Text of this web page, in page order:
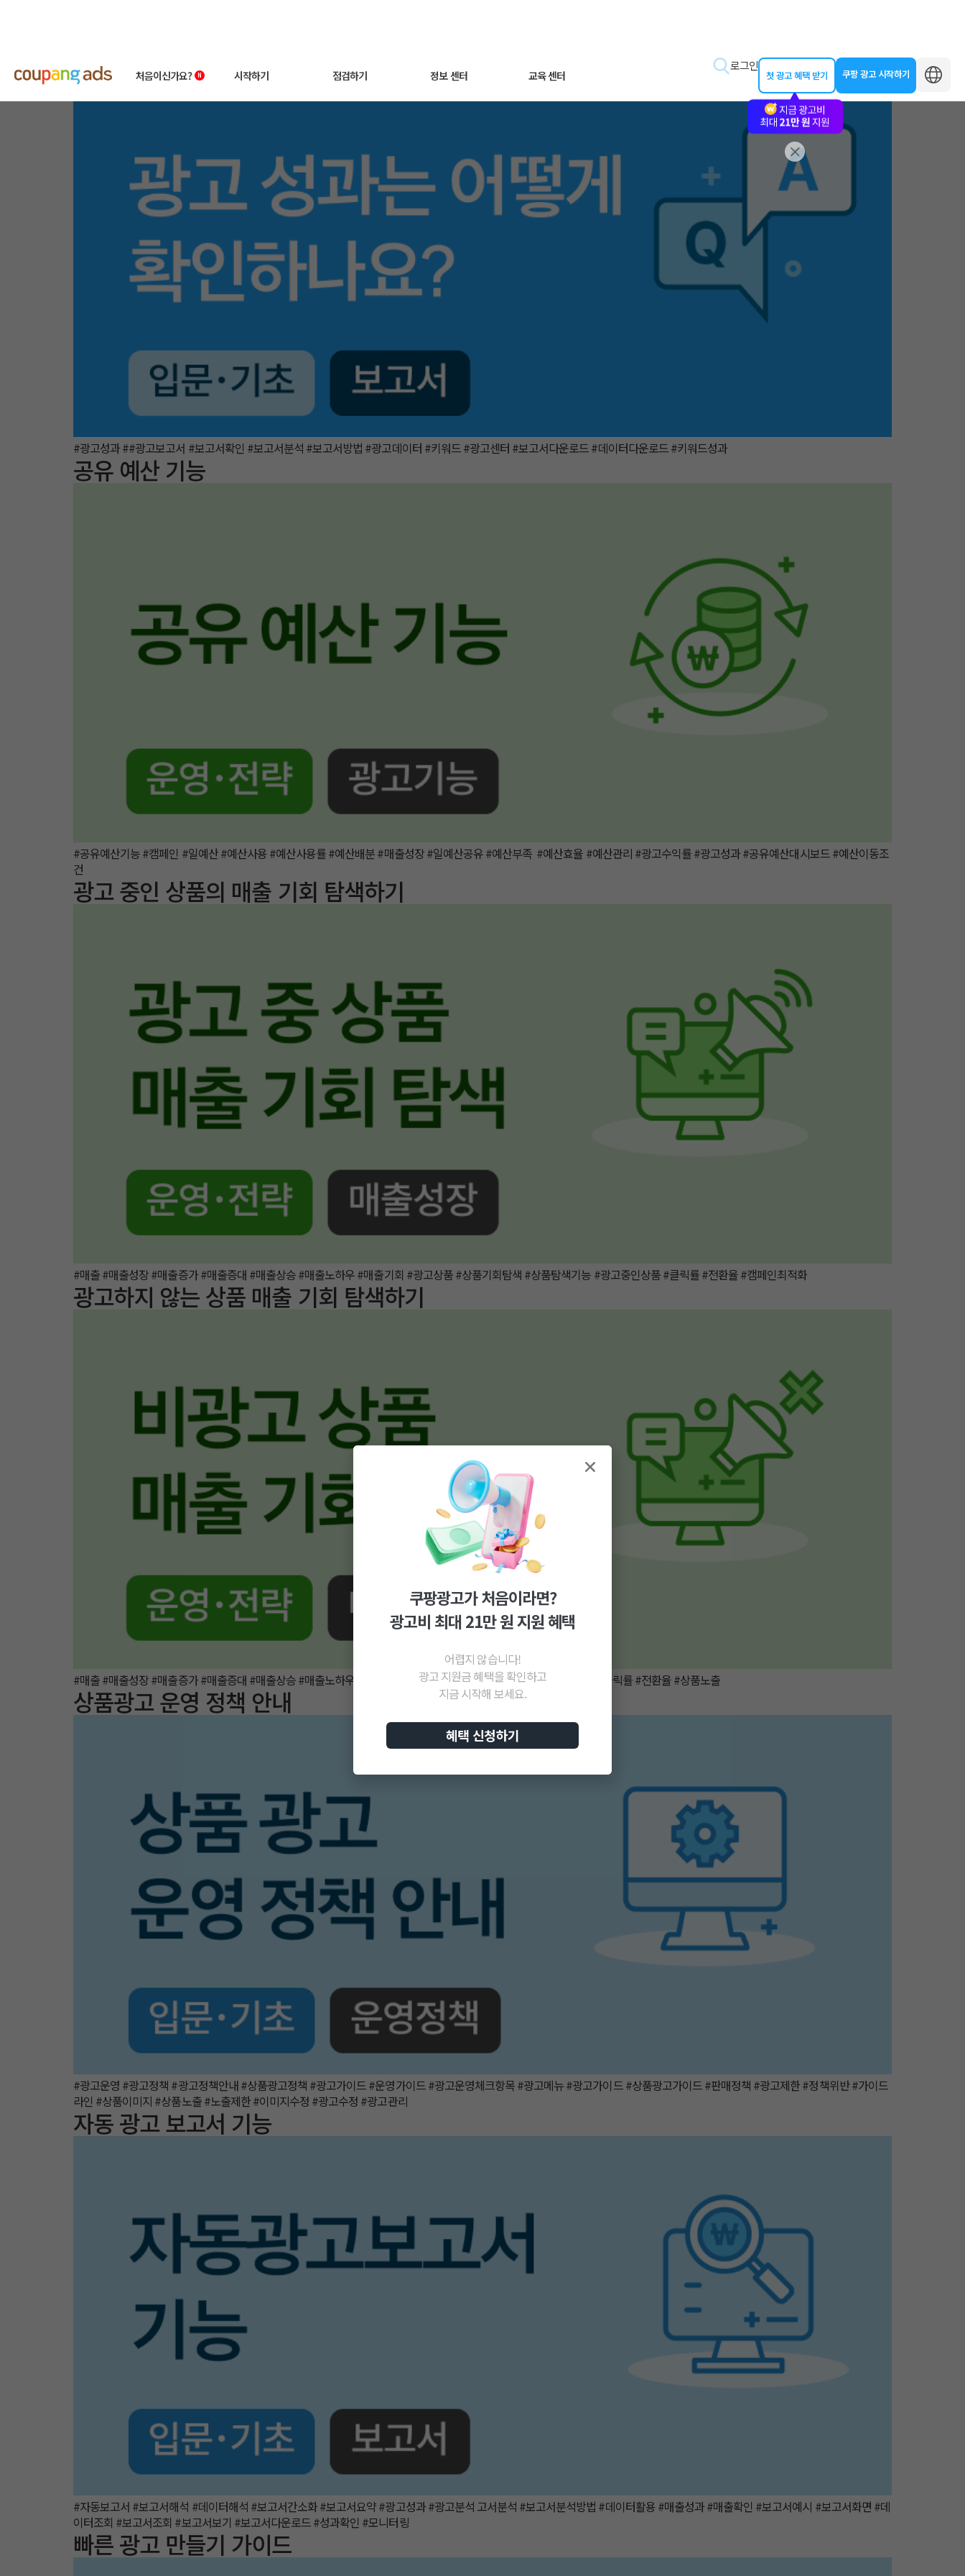
처음이신가요?
왕초보 클래스
성공사례
시작하기
상품 소개서
첫 광고 혜택
점검하기
매출최적화 광고
AI스마트광고
운영하기
성과 분석하기
정보 센터
트렌드 인사이트
자주 묻는 질문
교육 센터
웨비나
왕초보 클래스
동영상 교육
제작 가이드
로그인
첫 광고 혜택 받기 쿠팡 광고 시작하기
광고 성과는 어디서 어떻게 확인하나요?
#광고성과 ##광고보고서 #보고서확인 #보고서분석 #보고서방법 #광고데이터 #키워드 #광고센터 #보고서다운로드 #데이터다운로드 #키워드성과
공유 예산 기능
#공유예산기능 #캠페인 #일예산 #예산사용 #예산사용률 #예산배분 #매출성장 #일예산공유 #예산부족 #예산효율 #예산관리 #광고수익률 #광고성과 #공유예산대시보드 #예산이동조
건
광고 중인 상품의 매출 기회 탐색하기
#매출 #매출성장 #매출증가 #매출증대 #매출상승 #매출노하우 #매출기회 #광고상품 #상품기회탐색 #상품탐색기능 #광고중인상품 #클릭률 #전환율 #캠페인최적화
광고하지 않는 상품 매출 기회 탐색하기
#매출 #매출성장 #매출증가 #매출증대 #매출상승 #매출노하우 #매출기회 #상품기회탐색 #상품탐색기능 #상품등록 #클릭률 #전환율 #상품노출
상품광고 운영 정책 안내
#광고운영 #광고정책 #광고정책안내 #상품광고정책 #광고가이드 #운영가이드 #광고운영체크항목 #광고메뉴 #광고가이드 #상품광고가이드 #판매정책 #광고제한 #정책위반 #가이드
라인 #상품이미지 #상품노출 #노출제한 #이미지수정 #광고수정 #광고관리
자동 광고 보고서 기능
#자동보고서 #보고서해석 #데이터해석 #보고서간소화 #보고서요약 #광고성과 #광고분석 고서분석 #보고서분석방법 #데이터활용 #매출성과 #매출확인 #보고서예시 #보고서화면 #데
이터조회 #보고서조회 #보고서보기 #보고서다운로드 #성과확인 #모니터링
빠른 광고 만들기 가이드
쿠팡광고가 처음이라면?
광고비 최대 21만 원 지원 혜택
어렵지 않습니다!
광고 지원금 혜택을 확인하고
지금 시작해 보세요.
혜택 신청하기